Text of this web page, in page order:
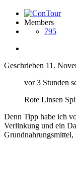
Members
795
Geschrieben 11.
vor 3 Stunden
Rote Linsen
Denn Tipp habe ich
Verlinkung und ein
Grundnahrungsmittel,